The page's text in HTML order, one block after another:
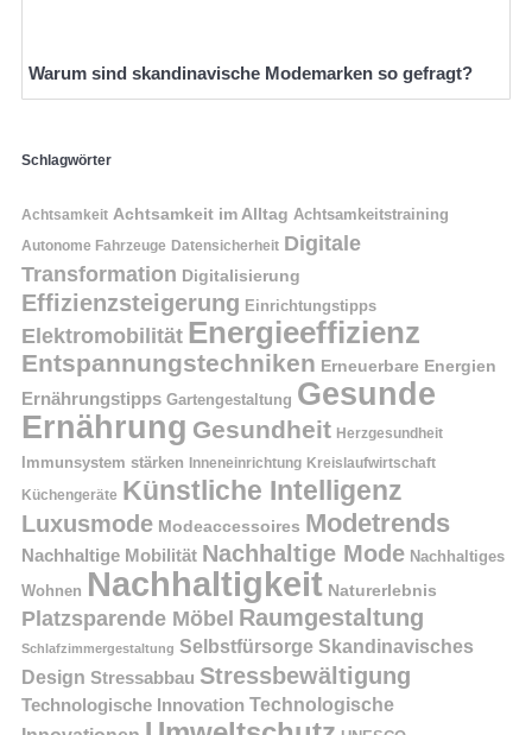
Warum sind skandinavische Modemarken so gefragt?
Schlagwörter
Achtsamkeit Achtsamkeit im Alltag Achtsamkeitstraining
Autonome Fahrzeuge Datensicherheit Digitale
Transformation Digitalisierung
Effizienzsteigerung Einrichtungstipps
Elektromobilität Energieeffizienz
Entspannungstechniken Erneuerbare Energien
Ernährungstipps Gartengestaltung Gesunde
Ernährung Gesundheit Herzgesundheit
Immunsystem stärken Inneneinrichtung Kreislaufwirtschaft
Küchengeräte Künstliche Intelligenz
Luxusmode Modeaccessoires Modetrends
Nachhaltige Mobilität Nachhaltige Mode Nachhaltiges
Wohnen Nachhaltigkeit Naturerlebnis
Platzsparende Möbel Raumgestaltung
Schlafzimmergestaltung Selbstfürsorge Skandinavisches
Design Stressabbau Stressbewältigung
Technologische Innovation Technologische